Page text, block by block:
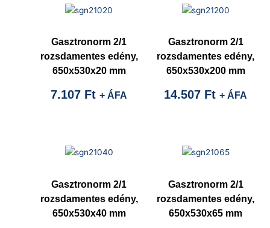
Gasztronorm 2/1
rozsdamentes edény,
650x530x20 mm
7.107 Ft + ÁFA
Gasztronorm 2/1
rozsdamentes edény,
650x530x200 mm
14.507 Ft + ÁFA
Gasztronorm 2/1
rozsdamentes edény,
650x530x40 mm
Gasztronorm 2/1
rozsdamentes edény,
650x530x65 mm